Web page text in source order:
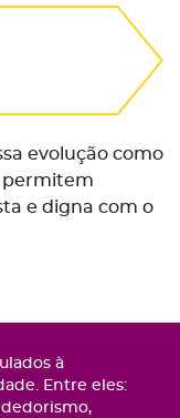
evolução como
permitem
e digna com o
à
Entre eles: